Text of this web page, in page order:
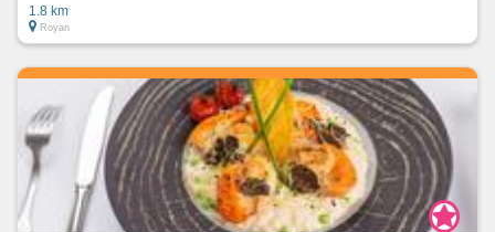
1.8 km
Royan